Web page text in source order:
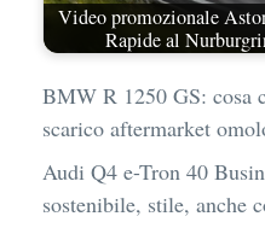
Video promozionale
Rapide al
BMW R 1250 GS: cosa
scarico aftermarket
Audi Q4 e-Tron 40
sostenibile, stile, anche